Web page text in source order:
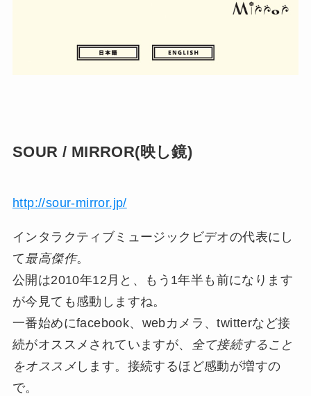
SOUR / MIRROR(映し鏡)
http://sour-mirror.jp/
インタラクティブミュージックビデオの代表にし
て最高傑作。
公開は2010年12月と、もう1年半も前になります
が今見ても感動しますね。
一番始めにfacebook、webカメラ、twitterなど接
続がオススメされていますが、
全て接続すること
をオススメします。接続するほど感動が増すの
で。